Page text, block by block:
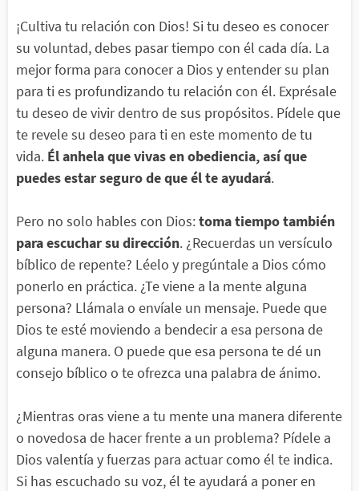
¡Cultiva tu relación con Dios! Si tu deseo es conocer
su voluntad, debes pasar tiempo con él cada día. La
mejor forma para conocer a Dios y entender su plan
para ti es profundizando tu relación con él. Exprésale
tu deseo de vivir dentro de sus propósitos. Pídele que
te revele su deseo para ti en este momento de tu
vida. Él anhela que vivas en obediencia, así que
puedes estar seguro de que él te ayudará.
Pero no solo hables con Dios:toma tiempo también
para escuchar su dirección. ¿Recuerdas un versículo
bíblico de repente? Léelo y pregúntale a Dios cómo
ponerlo en práctica. ¿Te viene a la mente alguna
persona? Llámala o envíale un mensaje. Puede que
Dios te esté moviendo a bendecir a esa persona de
alguna manera. O puede que esa persona te dé un
consejo bíblico o te ofrezca una palabra de ánimo.
¿Mientras oras viene a tu mente una manera diferente
o novedosa de hacer frente a un problema? Pídele a
Dios valentía y fuerzas para actuar como él te indica.
Si has escuchado su voz, él te ayudará a poner en